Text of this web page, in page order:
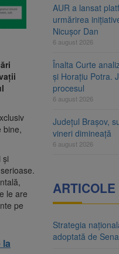
bine,
și
le are
pe
AUR a lansat
urmărirea
Nicușor Dan
6 august 2026
Înalta Curte
și Horațiu Potra.
procesul
6 august 2026
Județul Brașov,
vineri dimineață
6 august 2026
Strategia
adoptată de